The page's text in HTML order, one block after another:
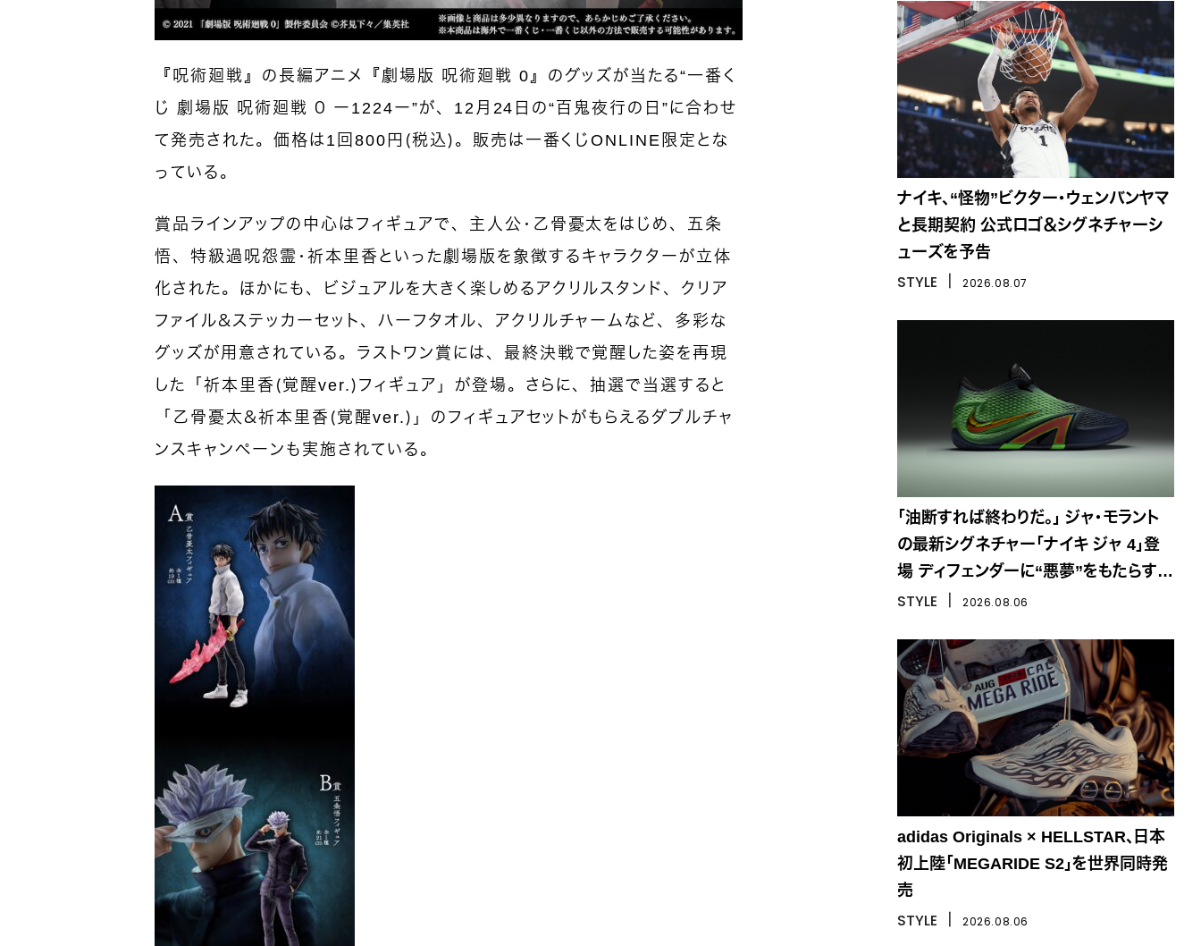
『呪術廻戦』の長編アニメ『劇場版 呪術廻戦 0』 のグッズが当たる“一番く
じ 劇場版 呪術廻戦 ０ ー1224ー”が、12月24日の“百鬼夜行の日”に合わせ
て発売された。価格は1回800円（税込）。販売は一番くじONLINE限定とな
っている。
賞品ラインアップの中心はフィギュアで、主人公・乙骨憂太をはじめ、五条
悟、特級過呪怨霊・祈本里香といった劇場版を象徴するキャラクターが立体
化された。ほかにも、ビジュアルを大きく楽しめるアクリルスタンド、クリア
ファイル＆ステッカーセット、ハーフタオル、アクリルチャームなど、多彩な
グッズが用意されている。ラストワン賞には、最終決戦で覚醒した姿を再現
した「祈本里香（覚醒ver.）フィギュア」が登場。さらに、抽選で当選すると
「乙骨憂太＆祈本里香（覚醒ver.）」のフィギュアセットがもらえるダブルチャ
ンスキャンペーンも実施されている。
ナイキ、“怪物”ビクター・ウェンバンヤマ
と長期契約 公式ロゴ＆シグネチャーシ
ューズを予告
STYLE 2026.08.07
「油断すれば終わりだ。」 ジャ・モラント
の最新シグネチャー「ナイキ ジャ 4」登
場 ディフェンダーに“悪夢”をもたらす一
足
STYLE 2026.08.06
adidas Originals × HELLSTAR、日本
初上陸「MEGARIDE S2」を世界同時発
売
STYLE 2026.08.06